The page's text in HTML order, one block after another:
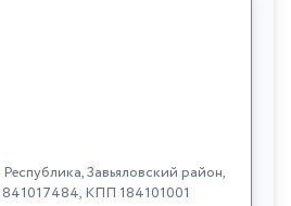
Завьяловский район,
КПП 184101001